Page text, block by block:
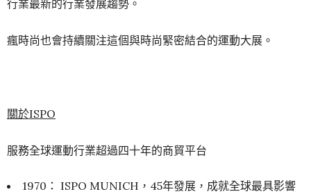
行業最新的行業發展趨勢。
瘋時尚也會持續關注這個與時尚緊密結合的運動大展。
關於ISPO
服務全球運動行業超過四十年的商貿平台
1970： ISPO MUNICH，45年發展，成就全球最具影響